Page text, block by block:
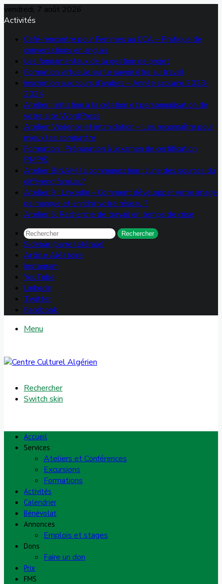
vendredi, 7 août 2026
Activités
Café-rencontre pour Femmes au CCA – Pratique de
conversations en anglais
Les fondamentaux de la gestion de projet
Formation virtuelle sur le savoir être au travail
Inscription aux cours d’arabes – Année scolaire 2023-
2024
Atelier : Initiation à la création et personnalisation de
votre site WordPress
Atelier: Violence et intimidation – Les reconnaître pour
mieux les combattre
Formation : Préparation à l’examen de certification
PMP®
Atelier BINAM: la communication : l’une des sources du
différend familial?
Atelier 9 : LinkedIn – Comment développer votre image
de marque et enrichir votre réseau ?
Atelier 6: Recherche de travail en temps de crise
Rechercher
Sidebar (barre latérale)
Article Aléatoire
Instagram
YouTube
Linkedin
Twitter
Facebook
Menu
Rechercher
Switch skin
Accueil
Services
Ateliers et Conférences
Excursions
Formations
Activités
Calendrier
Bénévolat
Annonces
Emplois et stages
Dons
Faire un don
Prix
FMS